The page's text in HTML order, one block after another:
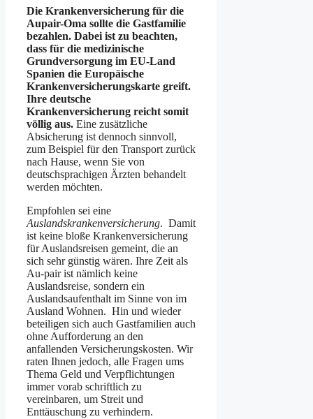
Die Krankenversicherung für die
Aupair-Oma sollte die Gastfamilie
bezahlen. Dabei ist zu beachten,
dass für die medizinische
Grundversorgung im EU-Land
Spanien die Europäische
Krankenversicherungskarte greift.
Ihre deutsche
Krankenversicherung reicht somit
völlig aus. Eine zusätzliche
Absicherung ist dennoch sinnvoll,
zum Beispiel für den Transport zurück
nach Hause, wenn Sie von
deutschsprachigen Ärzten behandelt
werden möchten.
Empfohlen sei eine
Auslandskrankenversicherung. Damit
ist keine bloße Krankenversicherung
für Auslandsreisen gemeint, die an
sich sehr günstig wären. Ihre Zeit als
Au-pair ist nämlich keine
Auslandsreise, sondern ein
Auslandsaufenthalt im Sinne von im
Ausland Wohnen. Hin und wieder
beteiligen sich auch Gastfamilien auch
ohne Aufforderung an den
anfallenden Versicherungskosten. Wir
raten Ihnen jedoch, alle Fragen ums
Thema Geld und Verpflichtungen
immer vorab schriftlich zu
vereinbaren, um Streit und
Enttäuschung zu verhindern.